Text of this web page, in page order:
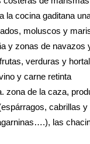
la cocina gaditana
moluscos y
y zonas de navazos
verduras y
y carne retinta
zona de la caza,
cabrillas y
las